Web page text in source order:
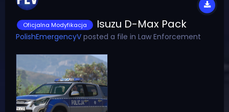
Oficjalna Modyfikacja Isuzu D-Max Pack
PolishEmergencyV posted a file in Law Enforcement